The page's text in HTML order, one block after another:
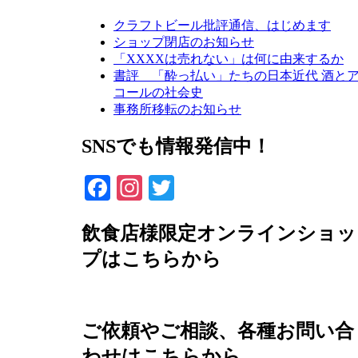
クラフトビール批評通信、はじめます
ショップ閉店のお知らせ
「XXXXは売れない」は何に由来するか
書評 「酔っ払い」たちの日本近代 酒と
コールの社会史
事務所移転のお知らせ
SNSでも情報発信中！
Facebook
Instagram
飲食店様限定オンラインショッ
プはこちらから
ご依頼やご相談、各種お問い合